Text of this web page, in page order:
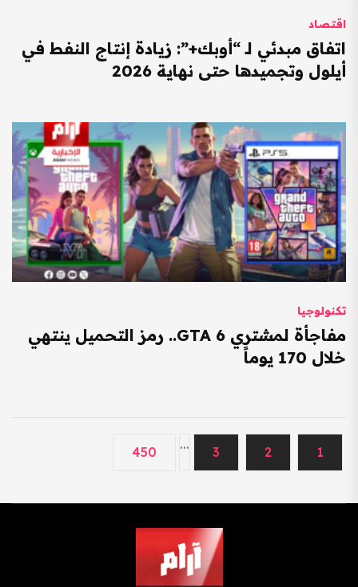
اقتصاد
اتفاق مبدئي لـ “أوبك+”: زيادة إنتاج النفط في
أيلول وتجميدها حتى نهاية 2026
تكنولوجيا
مفاجأة لمشتري GTA 6.. رمز التحميل ينتهي
خلال 170 يوماً
1
2
3
...
450